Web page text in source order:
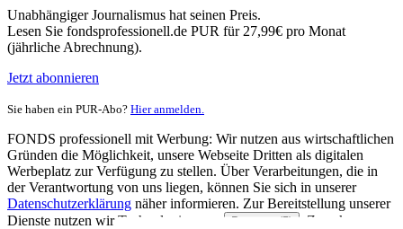
Unabhängiger Journalismus hat seinen Preis.
Lesen Sie fondsprofessionell.de PUR für 27,99€ pro Monat
(jährliche Abrechnung).
Jetzt abonnieren
Sie haben ein PUR-Abo? Hier anmelden.
FONDS professionell mit Werbung: Wir nutzen aus wirtschaftlichen
Gründen die Möglichkeit, unsere Webseite Dritten als digitalen
Werbeplatz zur Verfügung zu stellen. Über Verarbeitungen, die in
der Verantwortung von uns liegen, können Sie sich in unserer
Datenschutzerklärung näher informieren. Zur Bereitstellung unserer
Dienste nutzen wir Technologien von
Partnern (5)
. Zwecke: